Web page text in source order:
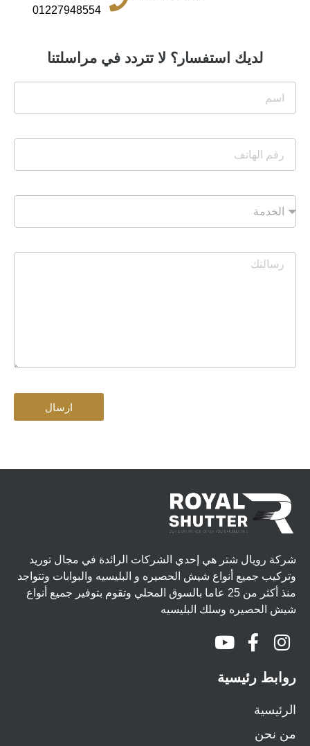
01227948554
لديك استفسار؟ لا تتردد في مراسلتنا
ارسال
شركة رويال شتر هي إحدي الشركات الرائدة في مجال توريد
وتركيب جميع أنواع شيش الحصيره و البليسيه والبوابات وتتواجد
منذ أكثر من 25 عاما بالسوق المحلي وتقوم بتوفير جميع أنواع
شيش الحصيره وسلك البليسيه
روابط رئيسية
الرئيسية
من نحن